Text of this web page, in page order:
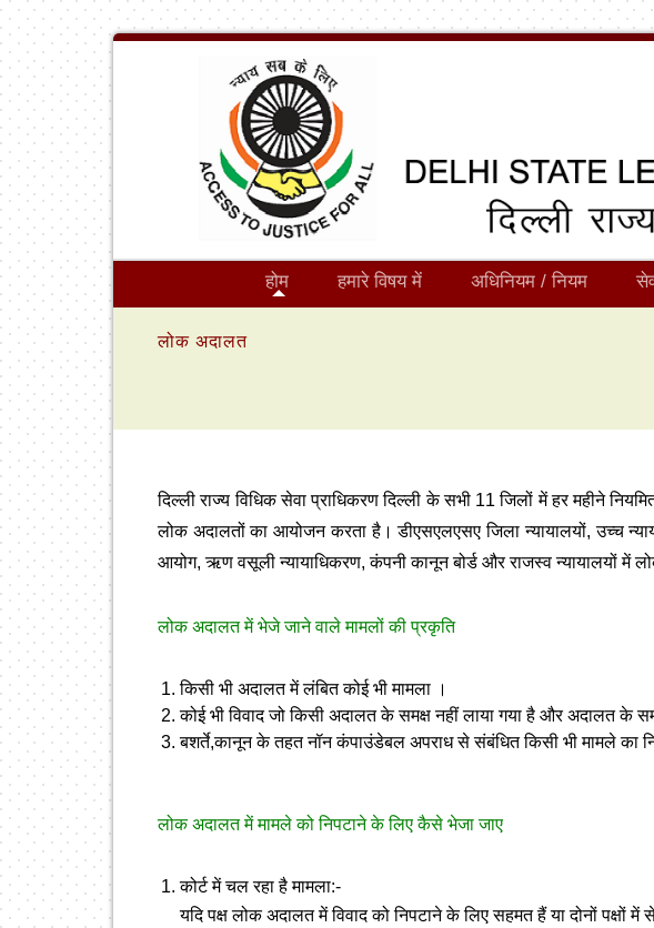
होम हमारे विषय में अधिनियम / नियम
लोक अदालत
दिल्ली राज्य विधिक सेवा प्राधिकरण दिल्ली के सभी 11 जिलों में हर महीने
लोक अदालतों का आयोजन करता है। डीएसएलएसए जिला न्यायालयों, उच्च
आयोग, ऋण वसूली न्यायाधिकरण, कंपनी कानून बोर्ड और राजस्व न्यायालयों में
लोक अदालत में भेजे जाने वाले मामलों की प्रकृति
किसी भी अदालत में लंबित कोई भी मामला ।
कोई भी विवाद जो किसी अदालत के समक्ष नहीं लाया गया है और अदालत के
बशर्ते,कानून के तहत नॉन कंपाउंडेबल अपराध से संबंधित किसी भी मामले का
लोक अदालत में मामले को निपटाने के लिए कैसे भेजा जाए
कोर्ट में चल रहा है मामला:-
यदि पक्ष लोक अदालत में विवाद को निपटाने के लिए सहमत हैं या दोनों